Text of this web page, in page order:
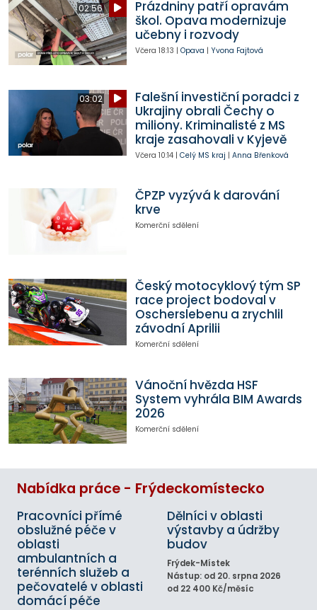
02:56
Prázdniny patří opravám
škol. Opava modernizuje
učebny i rozvody
Včera 18:13 | Opava | Yvona Fajtová
03:02
Falešní investiční poradci z
Ukrajiny obrali Čechy o
miliony. Kriminalisté z MS
kraje zasahovali v Kyjevě
Včera 10:14| Celý MS kraj | Anna Břenková
ČPZP vyzývá k darování
krve
Komerční sdělení
Český motocyklový tým SP
race project bodoval v
Oscherslebenu a zrychlil
závodní Aprilii
Komerční sdělení
Vánoční hvězda HSF
System vyhrála BIM Awards
2026
Komerční sdělení
Nabídka práce - Frýdeckomístecko
Pracovníci přímé
obslužné péče v
oblasti
ambulantních a
terénních služeb a
pečovatelé v oblasti
domácí péče
Dělníci v oblasti
výstavby a údržby
budov
Frýdek-Místek
Nástup: od 20. srpna 2026
od 22 400 Kč/měsíc